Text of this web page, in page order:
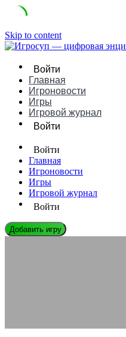
Skip to content
Войти
Главная
Игроновости
Игры
Игровой журнал
Войти
Войти
Главная
Игроновости
Игры
Игровой журнал
Войти
Добавить игру